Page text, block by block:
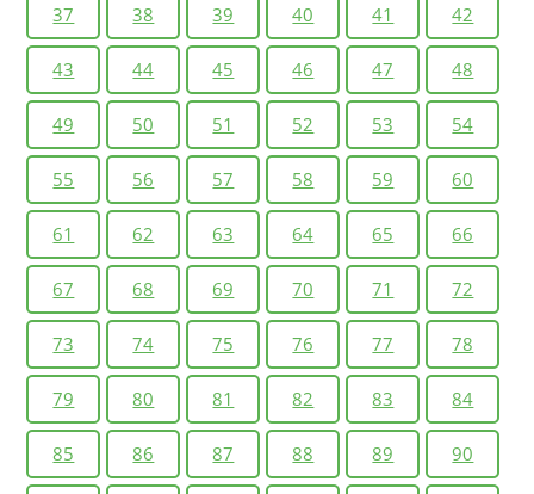
37 38 39 40 41 42
43 44 45 46 47 48
49 50 51 52 53 54
55 56 57 58 59 60
61 62 63 64 65 66
67 68 69 70 71 72
73 74 75 76 77 78
79 80 81 82 83 84
85 86 87 88 89 90